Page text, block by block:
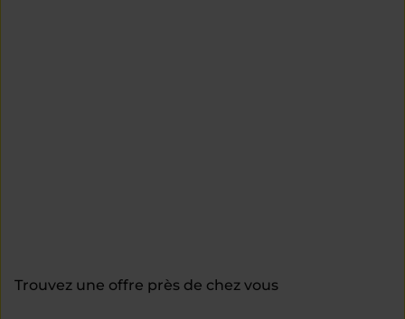
Trouvez une offre près de chez vous